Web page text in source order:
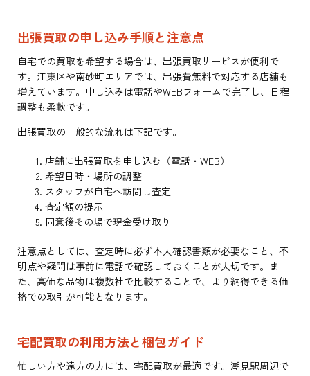
出張買取の申し込み手順と注意点
自宅での買取を希望する場合は、出張買取サービスが便利で
す。江東区や南砂町エリアでは、出張費無料で対応する店舗も
増えています。申し込みは電話やWEBフォームで完了し、日程
調整も柔軟です。
出張買取の一般的な流れは下記です。
店舗に出張買取を申し込む（電話・WEB）
希望日時・場所の調整
スタッフが自宅へ訪問し査定
査定額の提示
同意後その場で現金受け取り
注意点としては、査定時に必ず本人確認書類が必要なこと、不
明点や疑問は事前に電話で確認しておくことが大切です。ま
た、高価な品物は複数社で比較することで、より納得できる価
格での取引が可能となります。
宅配買取の利用方法と梱包ガイド
忙しい方や遠方の方には、宅配買取が最適です。潮見駅周辺で